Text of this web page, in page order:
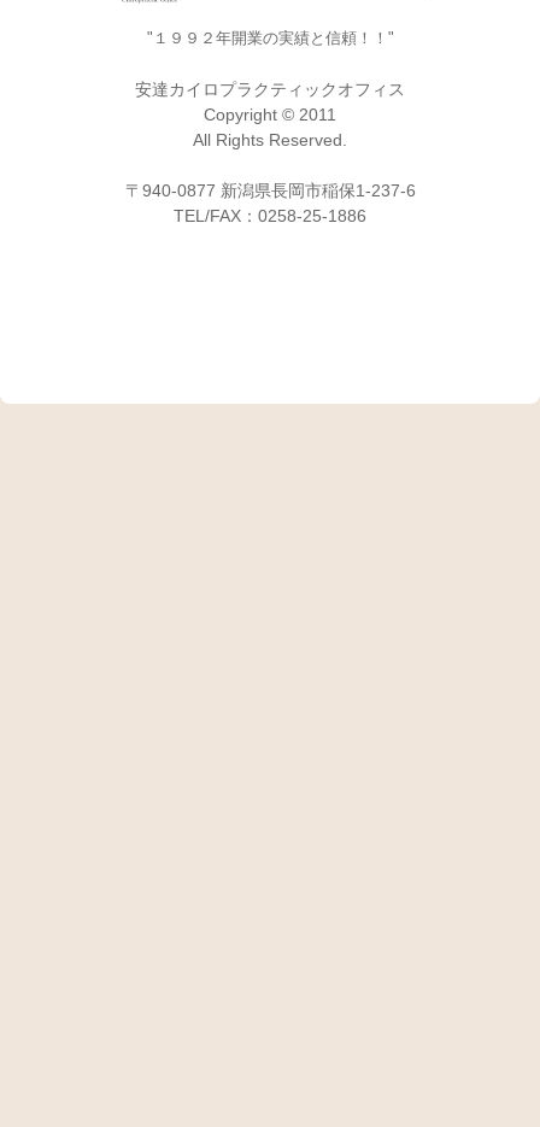
"１９９２年開業の実績と信頼！！"
安達カイロプラクティックオフィス
Copyright © 2011
All Rights Reserved.
〒940-0877 新潟県長岡市稲保1-237-6
TEL/FAX：0258-25-1886